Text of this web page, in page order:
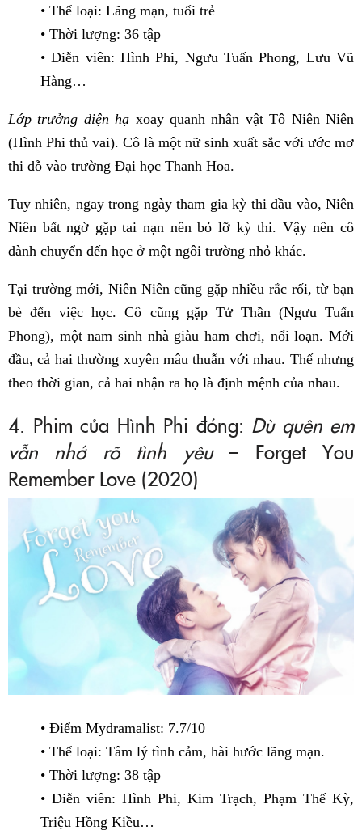
• Thể loại: Lãng mạn, tuổi trẻ
• Thời lượng: 36 tập
• Diễn viên: Hình Phi, Ngưu Tuấn Phong, Lưu Vũ
Hàng…
Lớp trưởng điện hạ xoay quanh nhân vật Tô Niên Niên
(Hình Phi thủ vai). Cô là một nữ sinh xuất sắc với ước mơ
thi đỗ vào trường Đại học Thanh Hoa.
Tuy nhiên, ngay trong ngày tham gia kỳ thi đầu vào, Niên
Niên bất ngờ gặp tai nạn nên bỏ lỡ kỳ thi. Vậy nên cô
đành chuyển đến học ở một ngôi trường nhỏ khác.
Tại trường mới, Niên Niên cũng gặp nhiều rắc rối, từ bạn
bè đến việc học. Cô cũng gặp Tử Thần (Ngưu Tuấn
Phong), một nam sinh nhà giàu ham chơi, nổi loạn. Mới
đầu, cả hai thường xuyên mâu thuẫn với nhau. Thế nhưng
theo thời gian, cả hai nhận ra họ là định mệnh của nhau.
4. Phim của Hình Phi đóng: Dù quên em
vẫn nhớ rõ tình yêu– Forget You
Remember Love (2020)
• Điểm Mydramalist: 7.7/10
• Thể loại: Tâm lý tình cảm, hài hước lãng mạn.
• Thời lượng: 38 tập
• Diễn viên: Hình Phi, Kim Trạch, Phạm Thế Kỳ,
Triệu Hồng Kiều…